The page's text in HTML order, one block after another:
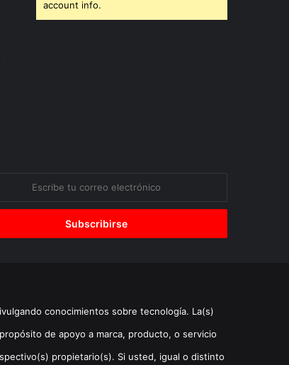
account info.
conocimientos sobre tecnología. La(s)
de apoyo a marca, producto, o servicio
propietario(s). Si usted, igual o distinto